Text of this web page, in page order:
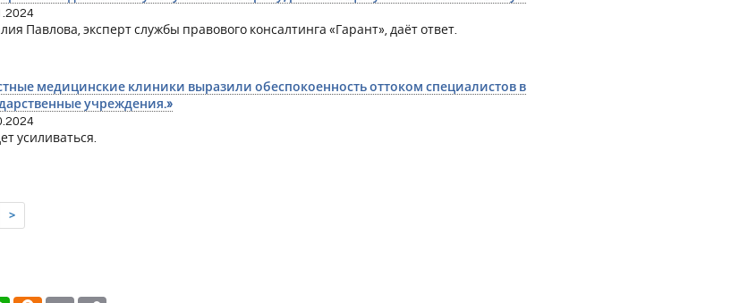
Павлова, эксперт службы правового консалтинга «Гарант», даёт ответ.
медицинские клиники выразили обеспокоенность оттоком специалистов в
учреждения.»
усиливаться.
>